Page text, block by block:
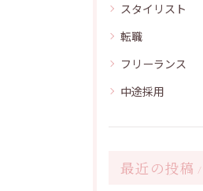
スタイリスト
転職
フリーランス
中途採用
最近の投稿